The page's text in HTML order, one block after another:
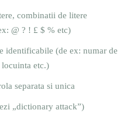
combinatii de litere
@ ? ! £ $ % etc)
identificabile (de ex: numar de
locuinta etc.)
separata si unica
„dictionary attack”)